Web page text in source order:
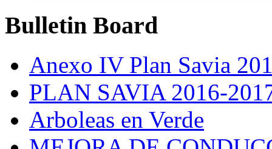
Bulletin Board
Anexo IV Plan Savia
PLAN SAVIA 2016-
Arboleas en Verde